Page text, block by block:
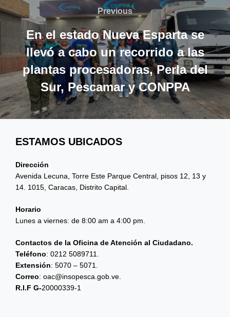
de
entradas
Previous
Previous
En el estado Nueva Esparta se
llevó a cabo un recorrido a las
plantas procesadoras, Perla del
Sur, Pescamar y CONPPA
ESTAMOS UBICADOS
Dirección
Avenida Lecuna, Torre Este Parque Central, pisos 12, 13 y
14. 1015, Caracas, Distrito Capital.
Horario
Lunes a viernes: de 8:00 am a 4:00 pm.
Contactos de la Oficina de Atención al Ciudadano.
Teléfono: 0212 5089711.
Extensión: 5070 – 5071.
Correo: oac@insopesca.gob.ve.
R.I.F G-20000339-1